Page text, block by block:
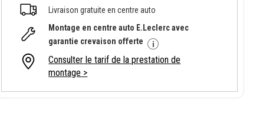
Livraison gratuite en centre auto
Montage en centre auto E.Leclerc avec
garantie crevaison offerte
Consulter le tarif de la prestation de
montage >